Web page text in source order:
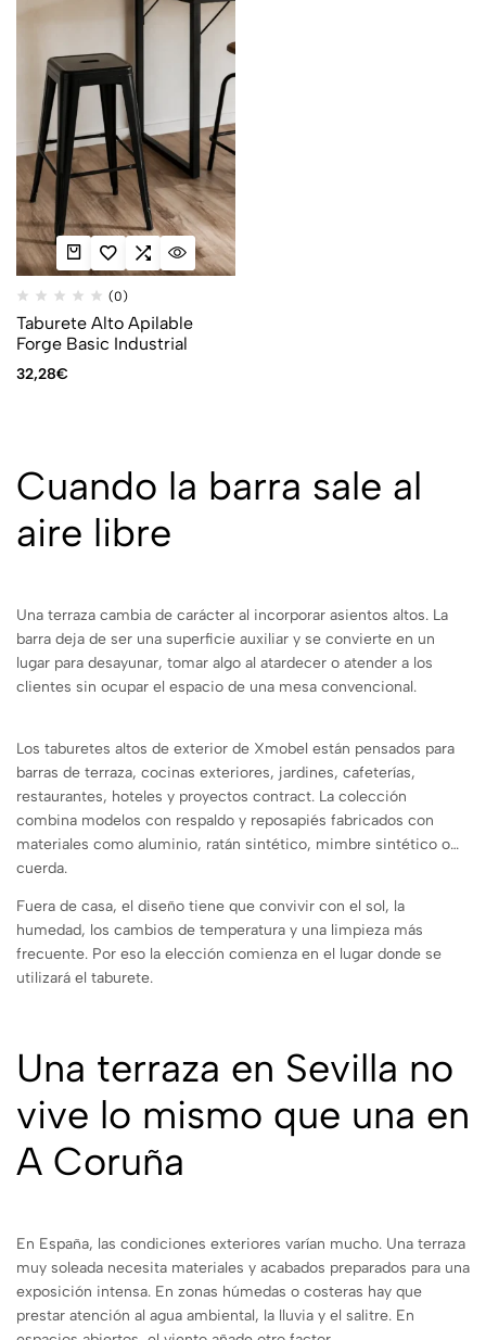
(0)
Taburete Alto Apilable
Forge Basic Industrial
32,28€
Cuando la barra sale al
aire libre
Una terraza cambia de carácter al incorporar asientos altos. La
barra deja de ser una superficie auxiliar y se convierte en un
lugar para desayunar, tomar algo al atardecer o atender a los
clientes sin ocupar el espacio de una mesa convencional.
Los taburetes altos de exterior de Xmobel están pensados para
barras de terraza, cocinas exteriores, jardines, cafeterías,
restaurantes, hoteles y proyectos contract. La colección
combina modelos con respaldo y reposapiés fabricados con
materiales como aluminio, ratán sintético, mimbre sintético o
cuerda.
Fuera de casa, el diseño tiene que convivir con el sol, la
humedad, los cambios de temperatura y una limpieza más
frecuente. Por eso la elección comienza en el lugar donde se
utilizará el taburete.
Una terraza en Sevilla no
vive lo mismo que una en
A Coruña
En España, las condiciones exteriores varían mucho. Una terraza
muy soleada necesita materiales y acabados preparados para una
exposición intensa. En zonas húmedas o costeras hay que
prestar atención al agua ambiental, la lluvia y el salitre. En